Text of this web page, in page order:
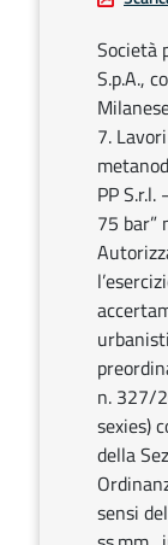
Società
S.p.A.,
7.
PP
75 bar”
n. 327/
sexies)
della
sensi